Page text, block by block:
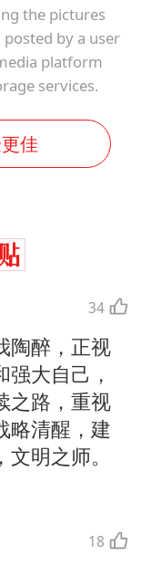
the pictures
by a user
platform
services.
佳
34
陶醉，正视
大自己，
之路，重视
略清醒，建
明之师。
18